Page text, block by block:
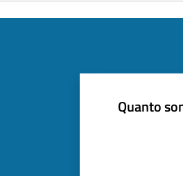
Quanto